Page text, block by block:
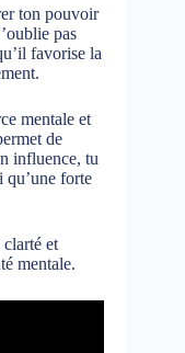
ton pouvoir
pas
favorise la
mentale et
de
influence, tu
qu’une forte
clarté et
mentale.